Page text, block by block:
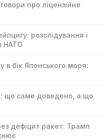
про ліцензійне
розслідування і
НАТО
в бік Японського моря:
що саме доведено, а що
дефіцит ракет: Трамп